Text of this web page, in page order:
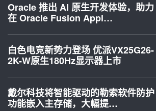
Oracle 推出 AI 原生开发体验，助力
在 Oracle Fusion Appl…
白色电竞新势力登场 优派VX25G26-
2K-W原生180Hz显示器上市
戴尔科技将智能驱动的勒索软件防护
功能嵌入主存储，大幅提…